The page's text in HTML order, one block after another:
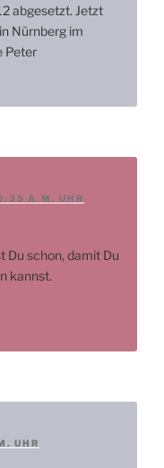
abgesetzt. Jetzt
Nürnberg im
Peter
A.M. UHR
Du schon, damit Du
kannst.
UHR